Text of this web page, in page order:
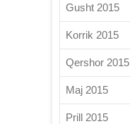
Gusht 2015
Korrik 2015
Qershor 2015
Maj 2015
Prill 2015